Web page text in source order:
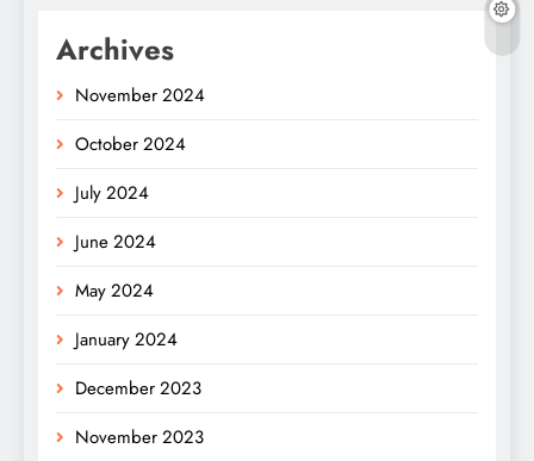
Archives
November 2024
October 2024
July 2024
June 2024
May 2024
January 2024
December 2023
November 2023